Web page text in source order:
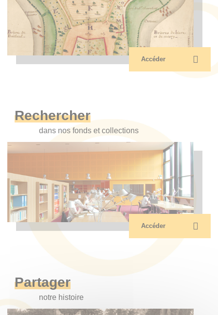
Accéder
Rechercher
dans nos fonds et collections
Accéder
Partager
notre histoire